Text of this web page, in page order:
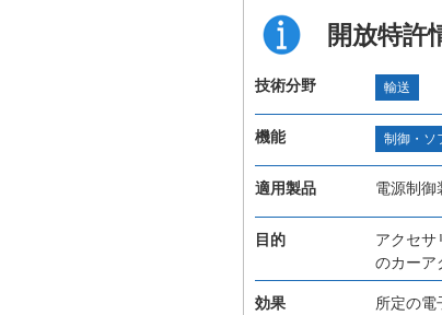
開放特許
技術分野 輸送
機能 制御・ソ
適用製品 電源制御
目的
アクセサ
のカーア
効果
所定の電